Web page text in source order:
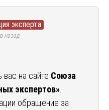
эксперта
назад
вас на сайте Союза
экспертов»
обращение за